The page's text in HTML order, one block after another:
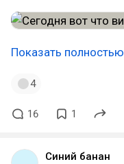
Показать полностью
4
16 1
Синий банан